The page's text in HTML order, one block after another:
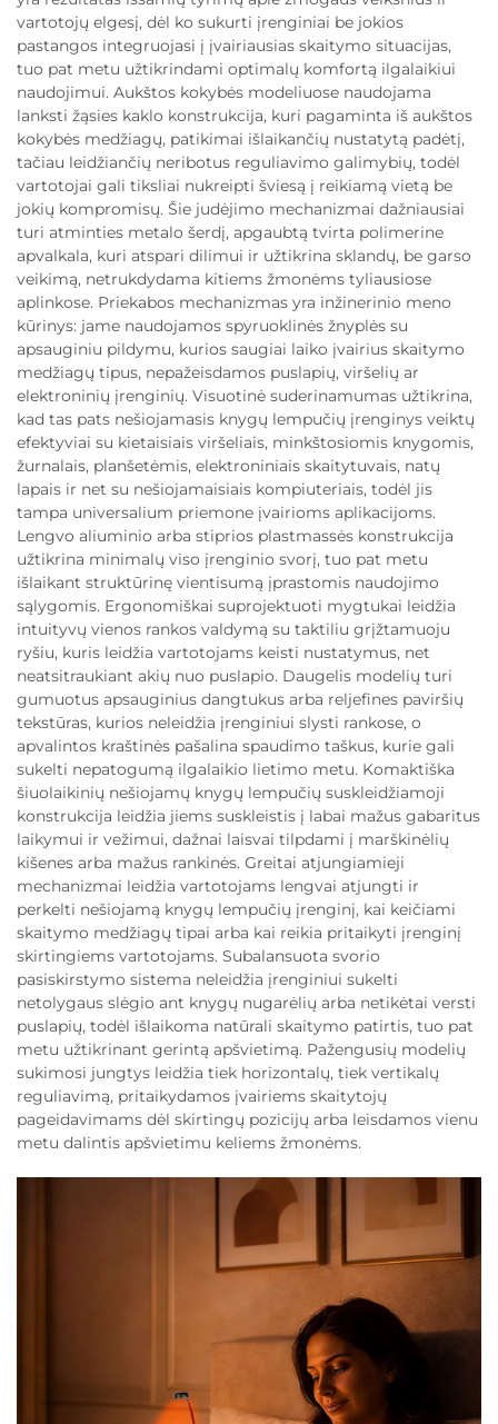
vartotojų elgesį, dėl ko sukurti įrenginiai be jokios
pastangos integruojasi į įvairiausias skaitymo situacijas,
tuo pat metu užtikrindami optimalų komfortą ilgalaikiui
naudojimui. Aukštos kokybės modeliuose naudojama
lanksti žąsies kaklo konstrukcija, kuri pagaminta iš aukštos
kokybės medžiagų, patikimai išlaikančių nustatytą padėtį,
tačiau leidžiančių neribotus reguliavimo galimybių, todėl
vartotojai gali tiksliai nukreipti šviesą į reikiamą vietą be
jokių kompromisų. Šie judėjimo mechanizmai dažniausiai
turi atminties metalo šerdį, apgaubtą tvirta polimerine
apvalkala, kuri atspari dilimui ir užtikrina sklandų, be garso
veikimą, netrukdydama kitiems žmonėms tyliausiose
aplinkose. Priekabos mechanizmas yra inžinerinio meno
kūrinys: jame naudojamos spyruoklinės žnyplės su
apsauginiu pildymu, kurios saugiai laiko įvairius skaitymo
medžiagų tipus, nepažeisdamos puslapių, viršelių ar
elektroninių įrenginių. Visuotinė suderinamumas užtikrina,
kad tas pats nešiojamasis knygų lempučių įrenginys veiktų
efektyviai su kietaisiais viršeliais, minkštosiomis knygomis,
žurnalais, planšetėmis, elektroniniais skaitytuvais, natų
lapais ir net su nešiojamaisiais kompiuteriais, todėl jis
tampa universalium priemone įvairioms aplikacijoms.
Lengvo aliuminio arba stiprios plastmassės konstrukcija
užtikrina minimalų viso įrenginio svorį, tuo pat metu
išlaikant struktūrinę vientisumą įprastomis naudojimo
sąlygomis. Ergonomiškai suprojektuoti mygtukai leidžia
intuityvų vienos rankos valdymą su taktiliu grįžtamuoju
ryšiu, kuris leidžia vartotojams keisti nustatymus, net
neatsitraukiant akių nuo puslapio. Daugelis modelių turi
gumuotus apsauginius dangtukus arba reljefines paviršių
tekstūras, kurios neleidžia įrenginiui slysti rankose, o
apvalintos kraštinės pašalina spaudimo taškus, kurie gali
sukelti nepatogumą ilgalaikio lietimo metu. Komaktiška
šiuolaikinių nešiojamų knygų lempučių suskleidžiamoji
konstrukcija leidžia jiems suskleistis į labai mažus gabaritus
laikymui ir vežimui, dažnai laisvai tilpdami į marškinėlių
kišenes arba mažus rankinės. Greitai atjungiamieji
mechanizmai leidžia vartotojams lengvai atjungti ir
perkelti nešiojamą knygų lempučių įrenginį, kai keičiami
skaitymo medžiagų tipai arba kai reikia pritaikyti įrenginį
skirtingiems vartotojams. Subalansuota svorio
pasiskirstymo sistema neleidžia įrenginiui sukelti
netolygaus slėgio ant knygų nugarėlių arba netikėtai versti
puslapių, todėl išlaikoma natūrali skaitymo patirtis, tuo pat
metu užtikrinant gerintą apšvietimą. Pažengusių modelių
sukimosi jungtys leidžia tiek horizontalų, tiek vertikalų
reguliavimą, pritaikydamos įvairiems skaitytojų
pageidavimams dėl skirtingų pozicijų arba leisdamos vienu
metu dalintis apšvietimu keliems žmonėms.